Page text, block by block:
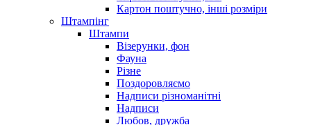
Картон поштучно, інші розміри
Штампінг
Штампи
Візерунки, фон
Фауна
Різне
Поздоровляємо
Надписи різноманітні
Надписи
Любов, дружба